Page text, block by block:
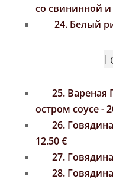
со свининной
24. Белый
25. Вареная
остром соусе -
26. Говядина
12.50 €
27. Говядина
28. Говядина